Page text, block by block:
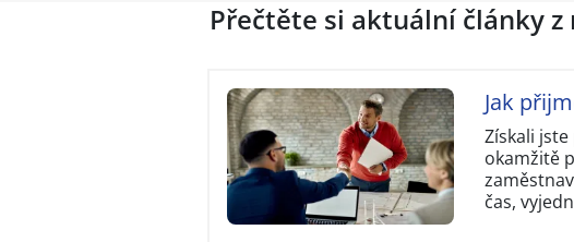
Přečtěte si aktuální články z
Jak
Získali
okamžitě
čas,